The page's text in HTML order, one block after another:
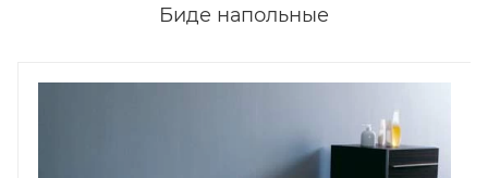
Биде напольные